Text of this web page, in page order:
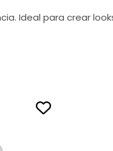
Ideal para crear